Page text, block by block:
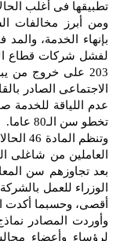
تطبيقها فى أغلب
بإنهاء الخدمة،
203 على خروج من
عدم اللياقة للخدمة
تخطو سن الـ80 عاما.
وتنظم
العاملين من شاغلى
بعد تجاوزهم سن
الوزراء للعمل
أقصى، وحسبما أكدت
لرؤساء وأعضاء